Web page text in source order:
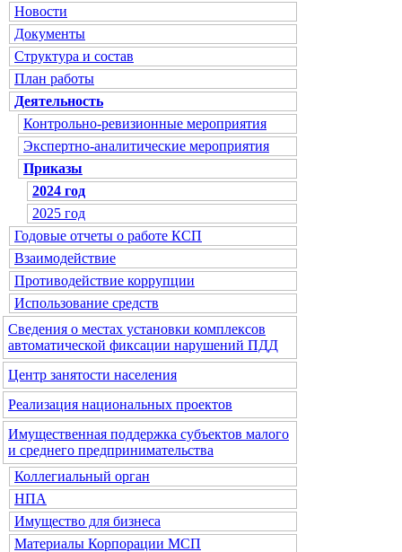
Новости
Документы
Структура и состав
План работы
Деятельность
Контрольно-ревизионные мероприятия
Экспертно-аналитические мероприятия
Приказы
2024 год
2025 год
Годовые отчеты о работе КСП
Взаимодействие
Противодействие коррупции
Использование средств
Сведения о местах установки комплексов
автоматической фиксации нарушений ПДД
Центр занятости населения
Реализация национальных проектов
Имущественная поддержка субъектов малого
и среднего предпринимательства
Коллегиальный орган
НПА
Имущество для бизнеса
Материалы Корпорации МСП